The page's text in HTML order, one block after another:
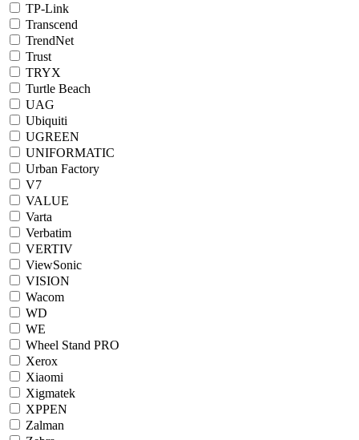
TP-Link
Transcend
TrendNet
Trust
TRYX
Turtle Beach
UAG
Ubiquiti
UGREEN
UNIFORMATIC
Urban Factory
V7
VALUE
Varta
Verbatim
VERTIV
ViewSonic
VISION
Wacom
WD
WE
Wheel Stand PRO
Xerox
Xiaomi
Xigmatek
XPPEN
Zalman